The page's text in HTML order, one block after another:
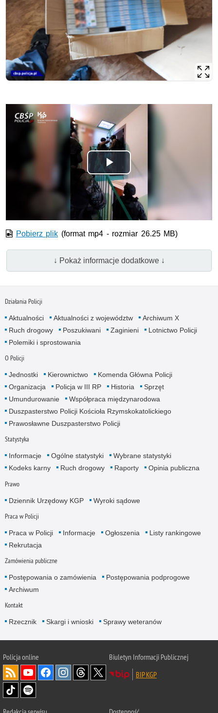
Odtwórz
wideo
Pobierz plik (format mp4 - rozmiar 26.25 MB)
↓ Pokaż informacje dodatkowe ↓
Działania Policji
Aktualności Aktualności z województw
Archiwum X
Ruch drogowy
Poszukiwani Zaginieni
Lotnictwo Policji
Polemiki i sprostowania
O Policji
Jednostki Kierownictwo
Komenda Główna Policji
Organizacja
Policja w III RP Historia
Sprzęt
Umundurowanie
Współpraca międzynarodowa
Duszpasterstwo Policji Kościoła Rzymskokatolickiego
Prawosławne Duszpasterstwo Policji
Statystyka
Informacje Ogólne statystyki
Wybrane statystyki
Kodeks karny
Ruch drogowy Raporty Opinia publiczna
Prawo
Dziennik Urzędowy KGP Wyroki sądowe
Praca w Policji
Praca w Policji Informacje Ogłoszenia
Listy rankingowe
Rekrutacja
Zamówienia publiczne
Postępowania o zamówienia
Postępowania podprogowe
Archiwum
Kontakt
Rzecznik Skargi i wnioski Sprawy weteranów
Policjaonline
Biuletyn Informacji Publicznej
BIP KGP